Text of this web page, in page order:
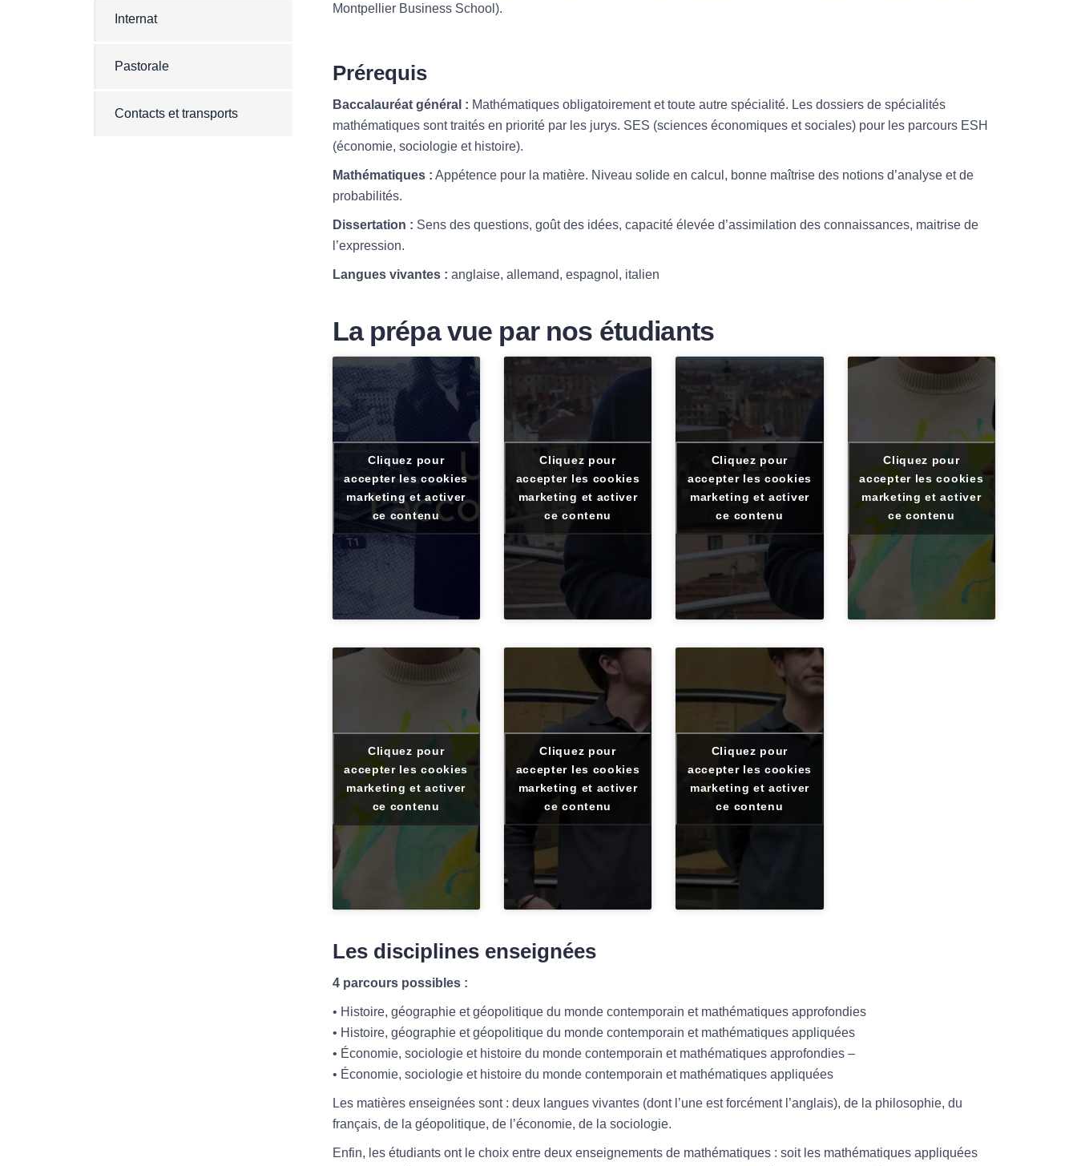
Internat
Pastorale
Contacts et transports
Montpellier Business School).
Prérequis
Baccalauréat général : Mathématiques obligatoirement et toute autre spécialité. Les dossiers de spécialités
mathématiques sont traités en priorité par les jurys. SES (sciences économiques et sociales) pour les parcours ESH
(économie, sociologie et histoire).
Mathématiques : Appétence pour la matière. Niveau solide en calcul, bonne maîtrise des notions d’analyse et de
probabilités.
Dissertation : Sens des questions, goût des idées, capacité élevée d’assimilation des connaissances, maitrise de
l’expression.
Langues vivantes : anglaise, allemand, espagnol, italien
La prépa vue par nos étudiants
Cliquez pour
accepter les cookies
marketing et activer
ce contenu
Cliquez pour
accepter les cookies
marketing et activer
ce contenu
Cliquez pour
accepter les cookies
marketing et activer
ce contenu
Cliquez pour
accepter les cookies
marketing et activer
ce contenu
Cliquez pour
accepter les cookies
marketing et activer
ce contenu
Cliquez pour
accepter les cookies
marketing et activer
ce contenu
Cliquez pour
accepter les cookies
marketing et activer
ce contenu
Les disciplines enseignées
4 parcours possibles :
• Histoire, géographie et géopolitique du monde contemporain et mathématiques approfondies
• Histoire, géographie et géopolitique du monde contemporain et mathématiques appliquées
• Économie, sociologie et histoire du monde contemporain et mathématiques approfondies –
• Économie, sociologie et histoire du monde contemporain et mathématiques appliquées
Les matières enseignées sont : deux langues vivantes (dont l’une est forcément l’anglais), de la philosophie, du
français, de la géopolitique, de l’économie, de la sociologie.
Enfin, les étudiants ont le choix entre deux enseignements de mathématiques : soit les mathématiques appliquées